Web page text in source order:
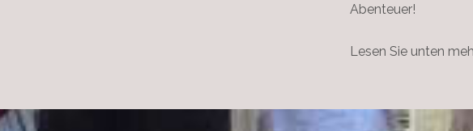
Abenteuer!
Lesen Sie unten